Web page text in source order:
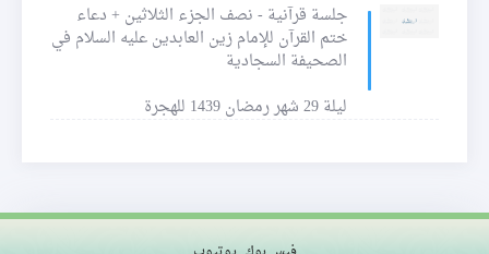
جلسة قرآنية - نصف الجزء الثلاثين + دعاء
ختم القرآن للإمام زين العابدين عليه السلام في
الصحيفة السجادية
ليلة 29 شهر رمضان 1439 للهجرة